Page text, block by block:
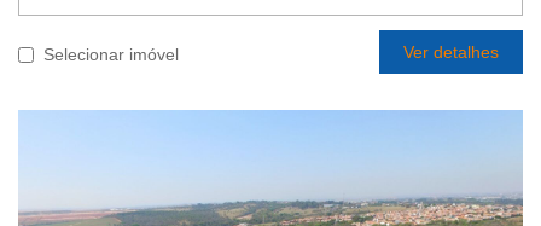
Selecionar imóvel Ver detalhes